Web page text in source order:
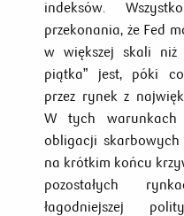
indeksów.
przekonania, że Fed
w większej skali niż
piątka” jest, póki
przez rynek z
W tych warunkach
obligacji skarbowych
na krótkim końcu
pozostałych
łagodniejszej